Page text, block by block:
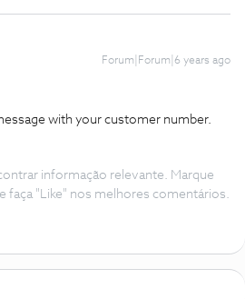
Forum|Forum|6 years ago
with your customer number.
informação relevante. Marque
faça "Like" nos melhores comentários.